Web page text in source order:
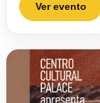
Ver evento